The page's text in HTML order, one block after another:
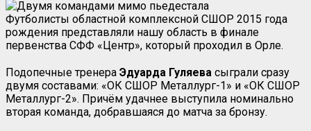
Футболисты областной комплексной СШОР 2015 года
рождения представляли нашу область в финале
первенства СФФ «Центр», который проходил в Орле.
Подопечные тренера Эдуарда Гуляева сыграли сразу
двумя составами: «ОК СШОР Металлург-1» и «ОК СШОР
Металлург-2». Причём удачнее выступила номинально
вторая команда, добравшаяся до матча за бронзу.